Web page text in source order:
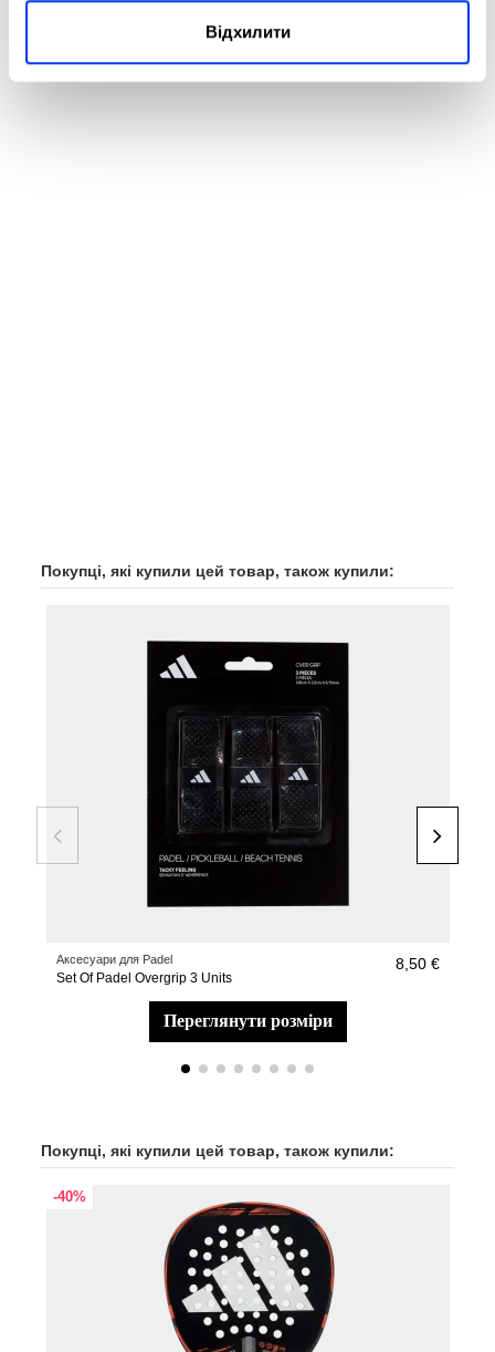
Відхилити
Покупці, які купили цей товар, також купили:
Аксесуари для Padel
Set Of Padel Overgrip 3 Units
8,50 €
переглянути розміри
Покупці, які купили цей товар, також купили:
-40%